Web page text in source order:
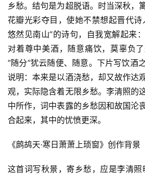
乡愁。结句是为超脱语。时当深秋，
花瓣光彩夺目，使她不禁想起晋代诗
悠然见南山”的诗句，自我宽解起来
对着尊中美酒，随意痛饮，莫辜负了
“随分”犹云随便、随意。下片写饮酒
说明：本来是以酒浇愁，却又故作达
观，实际隐含着无限乡愁。李清照的
中所作，词中表露的乡愁因和故国沦
合起来，其中的忧愤更深。
《鹧鸪天·寒日萧萧上琐窗》创作背景
这首词写秋景，寄乡愁，应是李清照